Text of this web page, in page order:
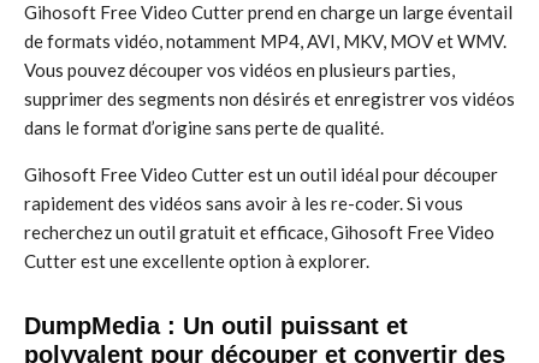
Gihosoft Free Video Cutter prend en charge un large éventail
de formats vidéo, notamment MP4, AVI, MKV, MOV et WMV.
Vous pouvez découper vos vidéos en plusieurs parties,
supprimer des segments non désirés et enregistrer vos vidéos
dans le format d’origine sans perte de qualité.
Gihosoft Free Video Cutter est un outil idéal pour découper
rapidement des vidéos sans avoir à les re-coder. Si vous
recherchez un outil gratuit et efficace, Gihosoft Free Video
Cutter est une excellente option à explorer.
DumpMedia : Un outil puissant et
polyvalent pour découper et convertir des